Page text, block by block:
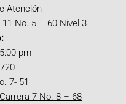
Atención
11 No. 5 – 60 Nivel 3
pm
7- 51
Carrera 7 No. 8 – 68